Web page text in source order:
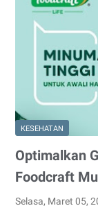
Bisa
Skill
KESEHATAN
Optimalkan
Foodcraft
Selasa, Maret 05,